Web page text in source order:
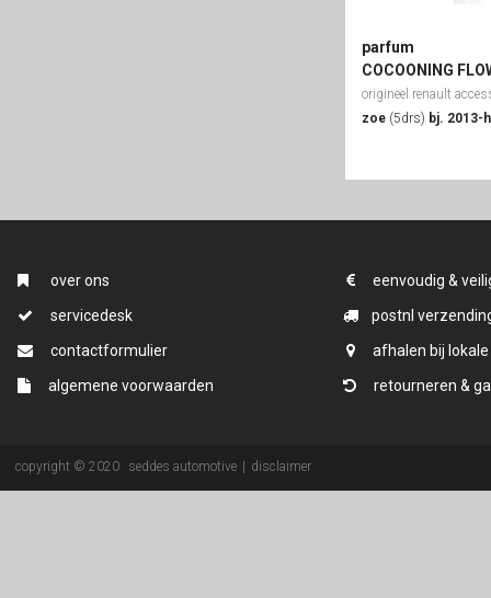
parfum
COCOONING
origineel renault
zoe (5drs) bj. 2013-
over ons
servicedesk
contactformulier
algemene voorwaarden
eenvoudig &
postnl
afhalen bij
retourneren &
copyright © 2020 seddes automotive disclaimer